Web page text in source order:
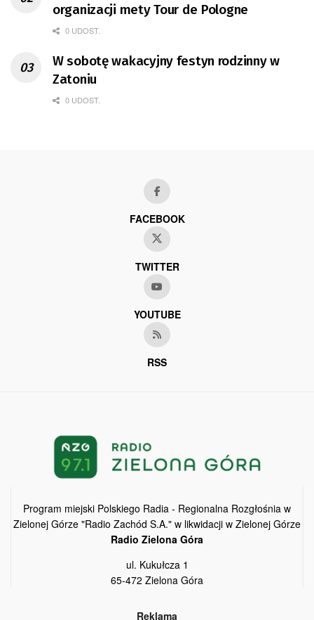
organizacji mety Tour de Pologne
0 UDOST.
W sobotę wakacyjny festyn rodzinny w
Zatoniu
0 UDOST.
FACEBOOK
TWITTER
YOUTUBE
RSS
Program miejski Polskiego Radia - Regionalna Rozgłośnia w
Zielonej Górze "Radio Zachód S.A." w likwidacji w Zielonej Górze
Radio Zielona Góra
ul. Kukułcza 1
65-472 Zielona Góra
Reklama